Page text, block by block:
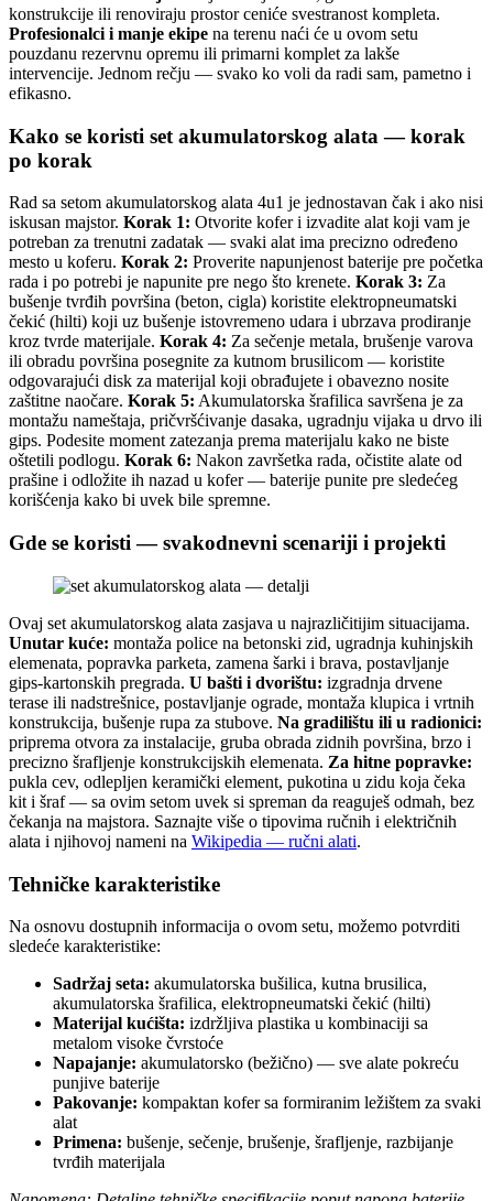
konstrukcije ili renoviraju prostor ceniće svestranost kompleta.
Profesionalci i manje ekipe na terenu naći će u ovom setu
pouzdanu rezervnu opremu ili primarni komplet za lakše
intervencije. Jednom rečju — svako ko voli da radi sam, pametno i
efikasno.
Kako se koristi set akumulatorskog alata — korak
po korak
Rad sa setom akumulatorskog alata 4u1 je jednostavan čak i ako nisi
iskusan majstor. Korak 1: Otvorite kofer i izvadite alat koji vam je
potreban za trenutni zadatak — svaki alat ima precizno određeno
mesto u koferu. Korak 2: Proverite napunjenost baterije pre početka
rada i po potrebi je napunite pre nego što krenete. Korak 3: Za
bušenje tvrđih površina (beton, cigla) koristite elektropneumatski
čekić (hilti) koji uz bušenje istovremeno udara i ubrzava prodiranje
kroz tvrde materijale. Korak 4: Za sečenje metala, brušenje varova
ili obradu površina posegnite za kutnom brusilicom — koristite
odgovarajući disk za materijal koji obrađujete i obavezno nosite
zaštitne naočare. Korak 5: Akumulatorska šrafilica savršena je za
montažu nameštaja, pričvršćivanje dasaka, ugradnju vijaka u drvo ili
gips. Podesite moment zatezanja prema materijalu kako ne biste
oštetili podlogu. Korak 6: Nakon završetka rada, očistite alate od
prašine i odložite ih nazad u kofer — baterije punite pre sledećeg
korišćenja kako bi uvek bile spremne.
Gde se koristi — svakodnevni scenariji i projekti
Ovaj set akumulatorskog alata zasjava u najrazličitijim situacijama.
Unutar kuće: montaža police na betonski zid, ugradnja kuhinjskih
elemenata, popravka parketa, zamena šarki i brava, postavljanje
gips-kartonskih pregrada. U bašti i dvorištu: izgradnja drvene
terase ili nadstrešnice, postavljanje ograde, montaža klupica i vrtnih
konstrukcija, bušenje rupa za stubove. Na gradilištu ili u radionici:
priprema otvora za instalacije, gruba obrada zidnih površina, brzo i
precizno šrafljenje konstrukcijskih elemenata. Za hitne popravke:
pukla cev, odlepljen keramički element, pukotina u zidu koja čeka
kit i šraf — sa ovim setom uvek si spreman da reaguješ odmah, bez
čekanja na majstora. Saznajte više o tipovima ručnih i električnih
alata i njihovoj nameni na Wikipedia — ručni alati.
Tehničke karakteristike
Na osnovu dostupnih informacija o ovom setu, možemo potvrditi
sledeće karakteristike:
Sadržaj seta: akumulatorska bušilica, kutna brusilica,
akumulatorska šrafilica, elektropneumatski čekić (hilti)
Materijal kućišta: izdržljiva plastika u kombinaciji sa
metalom visoke čvrstoće
Napajanje: akumulatorsko (bežično) — sve alate pokreću
punjive baterije
Pakovanje: kompaktan kofer sa formiranim ležištem za svaki
alat
Primena: bušenje, sečenje, brušenje, šrafljenje, razbijanje
tvrđih materijala